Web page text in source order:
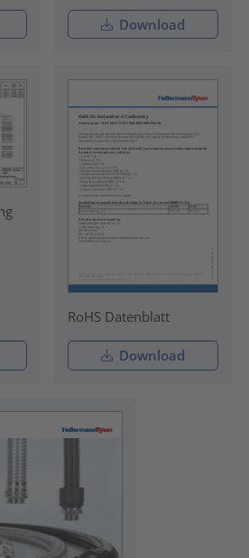
Download
RoHS Datenblatt
Download